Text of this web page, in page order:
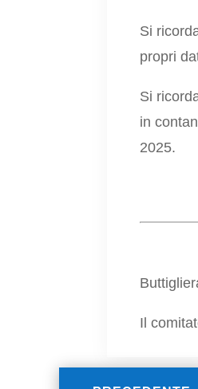
Si
propri
Si
in
2025.
Il